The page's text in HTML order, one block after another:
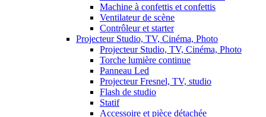
Machine à confettis et confettis
Ventilateur de scène
Contrôleur et starter
Projecteur Studio, TV, Cinéma, Photo
Projecteur Studio, TV, Cinéma, Photo
Torche lumière continue
Panneau Led
Projecteur Fresnel, TV, studio
Flash de studio
Statif
Accessoire et pièce détachée